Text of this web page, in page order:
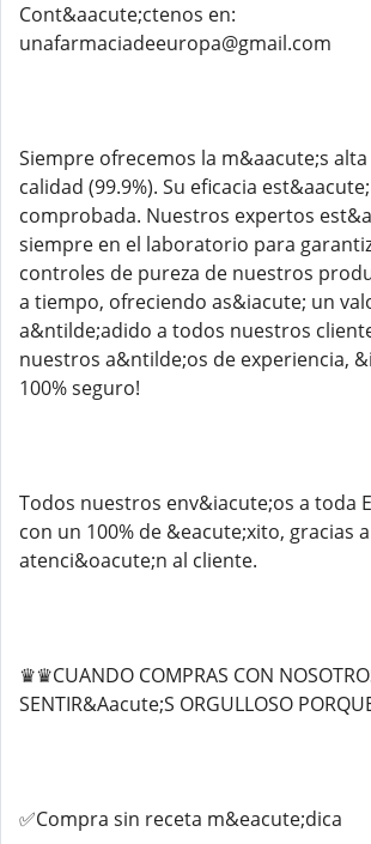
Cont&aacute;ctenos en:
unafarmaciadeeuropa@gmail.com
Siempre ofrecemos la m&aacute;s
calidad (99.9%). Su eficacia
comprobada. Nuestros expertos
siempre en el laboratorio para
controles de pureza de nuestros
a tiempo, ofreciendo as&iacute; un
a&ntilde;adido a todos nuestros
nuestros a&ntilde;os de experiencia,
100% seguro!
Todos nuestros env&iacute;os a toda
con un 100% de &eacute;xito, gracias
atenci&oacute;n al cliente.
♛♛CUANDO COMPRAS CON
SENTIR&Aacute;S ORGULLOSO
✅Compra sin receta m&eacute;dica